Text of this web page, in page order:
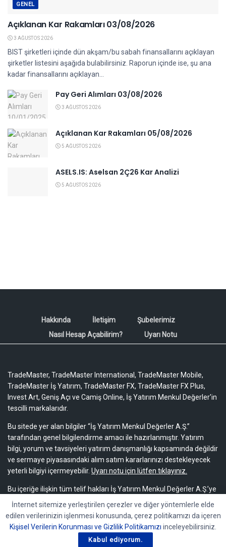
GENEL
Açıklanan Kar Rakamları 03/08/2026
3 AĞUSTOS 2026
BIST şirketleri içinde dün akşam/bu sabah finansallarını açıklayan
şirketler listesini aşağıda bulabilirsiniz. Raporun içinde ise, şu ana
kadar finansallarını açıklayan...
Pay Geri Alımları 03/08/2026
3 AĞUSTOS 2026
Açıklanan Kar Rakamları 05/08/2026
5 AĞUSTOS 2026
ASELS.IS: Aselsan 2Ç26 Kar Analizi
5 AĞUSTOS 2026
Hakkında İletişim
Şubelerimiz
Nasıl Hesap Açabilirim?
Uyarı Notu
TradeMaster, TradeMaster International, TradeMaster Mobile,
TradeMaster İş Yatırım, TradeMaster FX, TradeMaster FX Plus,
Invest Art, Geniş Açı ve Camiş Online, İş Yatırım Menkul Değerler'in
tescilli markalarıdır.
Bu sitede yer alan bilgiler “İş Yatırım Menkul Değerler A.Ş.”
tarafından genel bilgilendirme amacı ile hazırlanmıştır. Yatırım
bilgi, yorum ve tavsiyeleri yatırım danışmanlığı kapsamında değildir
ve sermaye piyasasındaki alım satım kararlarınızı destekleyecek
yeterli bilgiyi içermeyebilir. Uyarı notu için lütfen tıklayınız.
Bu içeriğe ilişkin tüm telif hakları İş Yatırım Menkul Değerler A.Ş.’ye
aittir. Bu içerik, açık iznimiz olmaksızın başkaları tarafından
herhangi bir amaçla, kısmen veya tamamen çoğaltılamaz,
dağıtılamaz, yayımlanamaz veya değiştirilemez.
İnternet sitemize yerleştirilen çerezler ve diğer yöntemlerle elde
edilen verilerinizin işlenmesi konusunda, çerez politikamızı da içeren
Kişisel Verilerin Korunması ve Gizlilik Politikamızı inceleyebilirsiniz.
Kabul ediyorum.